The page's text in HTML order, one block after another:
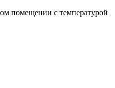
помещении с температурой